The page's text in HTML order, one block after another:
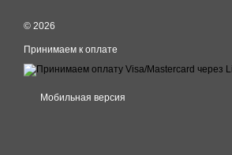
© 2026
Принимаем к оплате
Мобильная версия